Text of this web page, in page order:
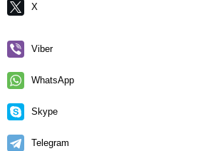
X
Viber
WhatsApp
Skype
Telegram